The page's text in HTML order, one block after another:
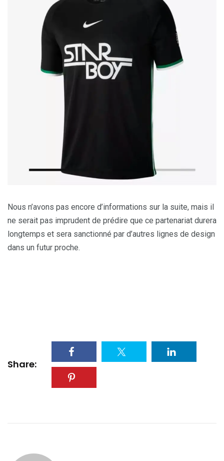
Nous n’avons pas encore d’informations sur la suite, mais il
ne serait pas imprudent de prédire que ce partenariat durera
longtemps et sera sanctionné par d’autres lignes de design
dans un futur proche.
Share: